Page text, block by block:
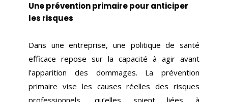
Une prévention primaire pour anticiper
les risques
Dans une entreprise, une politique de santé
efficace repose sur la capacité à agir avant
l’apparition des dommages. La prévention
primaire vise les causes réelles des risques
professionnels, qu’elles soient liées à